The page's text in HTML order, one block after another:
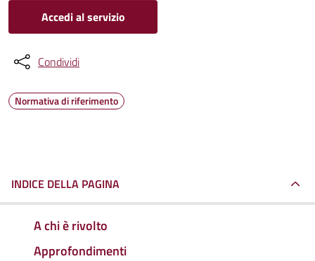
Accedi al servizio
Condividi
Normativa di riferimento
INDICE DELLA PAGINA
A chi è rivolto
Approfondimenti